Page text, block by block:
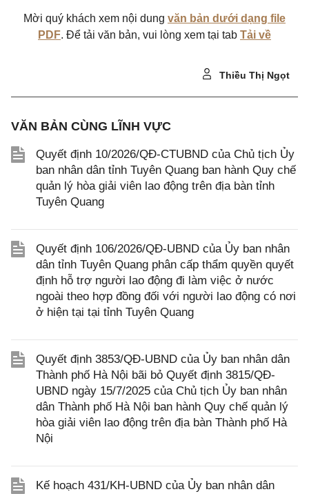
Mời quý khách xem nội dung văn bản dưới dạng file
PDF. Để tải văn bản, vui lòng xem tại tab Tải về
Thiều Thị Ngọt
VĂN BẢN CÙNG LĨNH VỰC
Quyết định 10/2026/QĐ-CTUBND của Chủ tịch Ủy
ban nhân dân tỉnh Tuyên Quang ban hành Quy chế
quản lý hòa giải viên lao động trên địa bàn tỉnh
Tuyên Quang
Quyết định 106/2026/QĐ-UBND của Ủy ban nhân
dân tỉnh Tuyên Quang phân cấp thẩm quyền quyết
định hỗ trợ người lao động đi làm việc ở nước
ngoài theo hợp đồng đối với người lao động có nơi
ở hiện tại tại tỉnh Tuyên Quang
Quyết định 3853/QĐ-UBND của Ủy ban nhân dân
Thành phố Hà Nội bãi bỏ Quyết định 3815/QĐ-
UBND ngày 15/7/2025 của Chủ tịch Ủy ban nhân
dân Thành phố Hà Nội ban hành Quy chế quản lý
hòa giải viên lao động trên địa bàn Thành phố Hà
Nội
Kế hoạch 431/KH-UBND của Ủy ban nhân dân